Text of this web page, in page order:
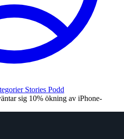
Stories Podd
sig 10% ökning av iPhone-